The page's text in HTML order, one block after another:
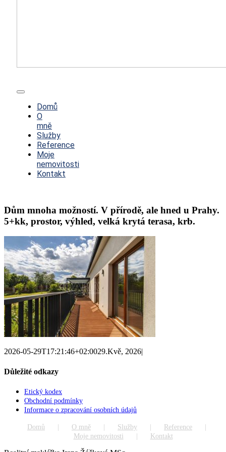
Toggle
NavigationDomů
O
mně
Služby
Reference
Moje
nemovitosti
Kontakt
Dům mnoha možností. V přírodě, ale hned u Prahy.
5+kk, prostor, výhled, velká krytá terasa, krb.
2026-05-29T17:21:46+02:0029.Kvě, 2026|
Důležité odkazy
Etický kodex
Obchodní podmínky
Informace o zpracování osobních údajů
Domů O mně Služby
Reference
Moje nemovitosti
Kontakt